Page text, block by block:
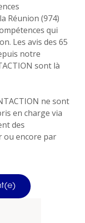
Réunion (974)
qui
Les avis des 65
notre
sont là
ne sont
en charge via
des
ou encore par